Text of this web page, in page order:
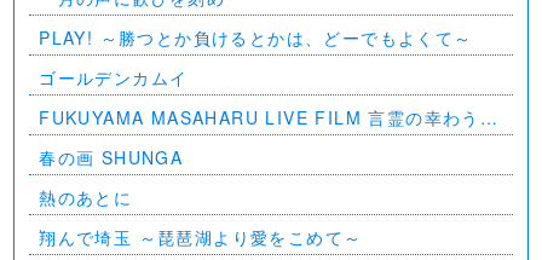
PLAY! ～勝つとか負けるとかは、どーでもよくて～
ゴールデンカムイ
FUKUYAMA MASAHARU LIVE FILM 言霊の幸わう夏
@NIPPON BUDOKAN 2023
春の画 SHUNGA
熱のあとに
翔んで埼玉 ～琵琶湖より愛をこめて～